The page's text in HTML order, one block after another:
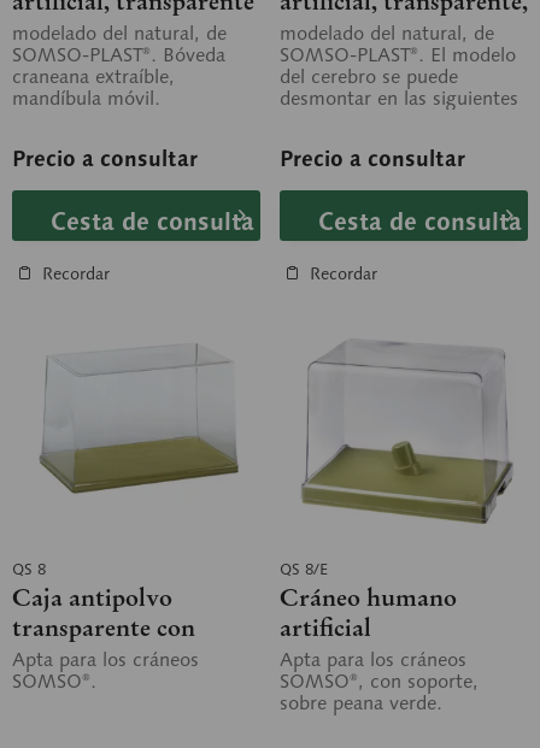
modelado del natural, de
SOMSO-PLAST®. Bóveda
craneana extraíble,
mandíbula móvil.
Precio a consultar
Cesta de consulta
Recordar
con cerebro en 8 piezas
modelado del natural, de
SOMSO-PLAST®. El modelo
del cerebro se puede
desmontar en las siguientes
Precio a consultar
Cesta de consulta
Recordar
QS 8
Caja antipolvo
transparente con
peana verde
Apta para los cráneos
SOMSO®.
QS 8/E
Cráneo humano
artificial
Apta para los cráneos
SOMSO®, con soporte,
sobre peana verde.